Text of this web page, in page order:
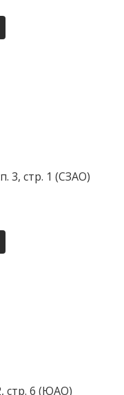
3, стр. 1 (СЗАО)
стр. 6 (ЮАО)